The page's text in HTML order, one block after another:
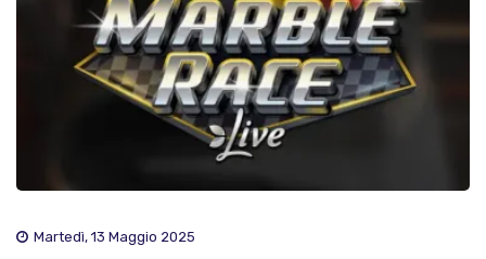
Martedì, 13 Maggio 2025